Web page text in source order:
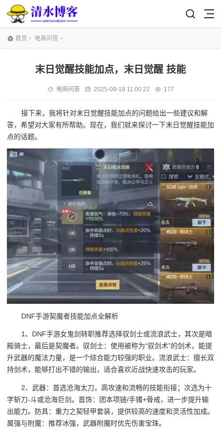
首页 > 电商问答 >
末日觉醒技能加点，末日觉醒 技能
电商问答 2025-09-19 11:00:22 177
接下来，我将针对末日觉醒技能加点的问题给出一些建议和解
答，希望对大家有所帮助。现在，我们就来探讨一下末日觉醒技能加
点的话题。
DNF手游契魔者技能加点全解析
1、DNF手游女鬼剑转职推荐选择驭剑士或流浪武士，其次是暗
殿骑士，最后是契魔者。驭剑士：使用被称为“驭剑术”的剑术，能提
升武器的魔法力量，是一个综合能力较强的职业。流浪武士：擅长双
持剑术，能够打出不错的输出，适合喜欢近战快速攻击的玩家。
2、武器：首选沧海太刀，高攻速和流畅的技能衔接；次选为十
字斩刀-斗或沧海巨剑。首饰：团本项链/手镯+骨戒，进一步提升输
出能力。防具：重力之契轻甲套装，提供较高的速度和灵活性加成。
属强与附魔：推荐冰强，武器附魔时优先伤害宝珠。